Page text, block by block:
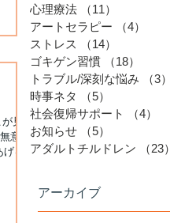
が見つ
げるだ
心理療法
（11）
アートセラピー
（4）
ストレス
（14）
ゴキゲン習慣
（18）
トラブル/深刻な悩み
（3）
時事ネタ
（5）
社会復帰サポート
（4）
お知らせ
（5）
アダルトチルドレン
（23）
アーカイブ